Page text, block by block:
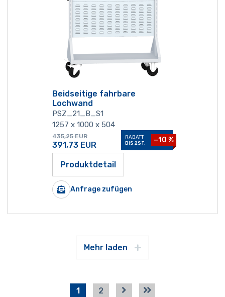
Beidseitige fahrbare
Lochwand
PSZ_21_B_S1
1257 x 1000 x 504
435,25 EUR
391,73 EUR
RABATT
BIS 2ST.
−10 %
Produktdetail
Anfrage zufügen
Mehr laden
1 2